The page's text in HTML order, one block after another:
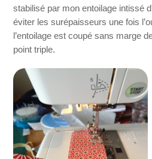
stabilisé par mon entoilage intissé
éviter les surépaisseurs une fois
l’entoilage est coupé sans marge
point triple.